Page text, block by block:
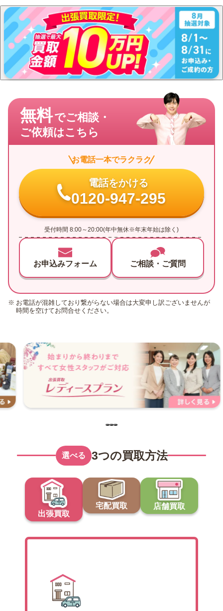
無料でご相談・
ご依頼はこちら
お電話一本でラクラク
電話をかける
0120-947-295
受付時間 8:00～20:00(年中無休※年末年始は除く)
お申込みフォーム ご相談・ご質問
お電話が混雑しており繋がらない場合は大変申し訳ございませんが
時間を空けてお問合せください。
選べる 3つの買取方法
出張買取
宅配買取 店舗買取